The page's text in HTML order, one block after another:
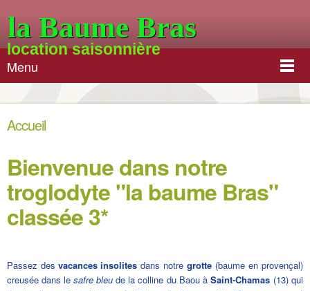
la Baume Bras
location saisonnière
Menu
Accueil
Bienvenue dans notre
troglodyte "la baume Bras"
classée 3*
Passez des vacances insolites dans notre grotte (baume en provençal)
creusée dans le safre bleu de la colline du Baou à Saint-Chamas (13) qui